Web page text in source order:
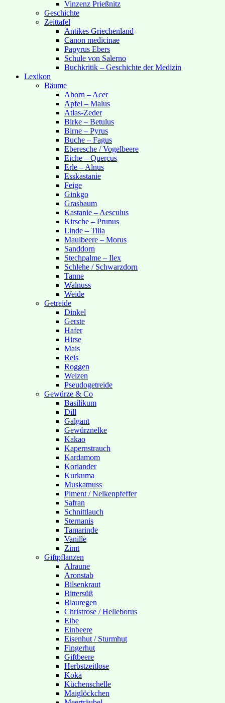
Vinzenz Prießnitz
Geschichte
Zeittafel
Antikes Griechenland
Canon medicinae
Papyrus Ebers
Schule von Salerno
Buchkritik – Geschichte der Medizin
Lexikon
Bäume
Ahorn – Acer
Apfel – Malus
Atlas-Zeder
Birke – Betulus
Birne – Pyrus
Buche – Fagus
Eberesche / Vogelbeere
Eiche – Quercus
Erle – Alnus
Esskastanie
Feige
Ginkgo
Grasbaum
Kastanie – Aesculus
Kirsche – Prunus
Linde – Tilia
Maulbeere – Morus
Sanddorn
Stechpalme – Ilex
Schlehe / Schwarzdorn
Tanne
Walnuss
Weide
Getreide
Dinkel
Gerste
Hafer
Hirse
Mais
Reis
Roggen
Weizen
Pseudogetreide
Gewürze & Co
Basilikum
Dill
Galgant
Gewürznelke
Kakao
Kapernstrauch
Kardamom
Koriander
Kurkuma
Muskatnuss
Piment / Nelkenpfeffer
Safran
Schnittlauch
Sternanis
Tamarinde
Vanille
Zimt
Giftpflanzen
Alraune
Aronstab
Bilsenkraut
Bittersüß
Blauregen
Christrose / Helleborus
Eibe
Einbeere
Eisenhut / Sturmhut
Fingerhut
Giftbeere
Herbstzeitlose
Koka
Küchenschelle
Maiglöckchen